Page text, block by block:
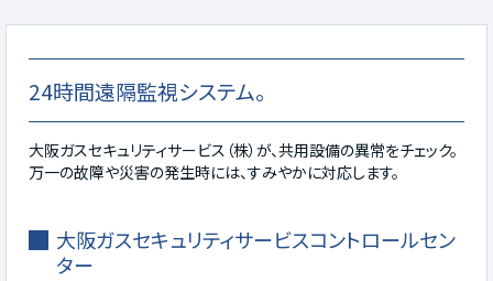
24時間遠隔監視システム。
大阪ガスセキュリティサービス（株）が、共用設備の異常をチェック。
万一の故障や災害の発生時には、すみやかに対応します。
大阪ガスセキュリティサービスコントロールセン
ター